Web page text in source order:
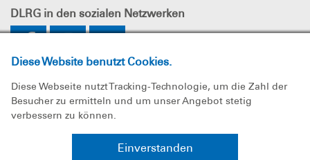
Diese Website benutzt Cookies.
Diese Webseite nutzt Tracking-Technologie, um die Zahl der
Besucher zu ermitteln und um unser Angebot stetig
verbessern zu können.
Einverstanden
DLRG in den sozialen Netzwerken